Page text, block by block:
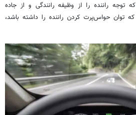
توجه راننده را از وظیفه رانندگی و از جاده
توان حواس‌پرت کردن راننده را داشته باشد،